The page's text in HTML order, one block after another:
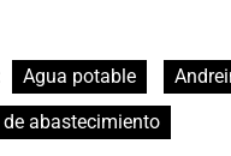
Agua potable
abastecimiento